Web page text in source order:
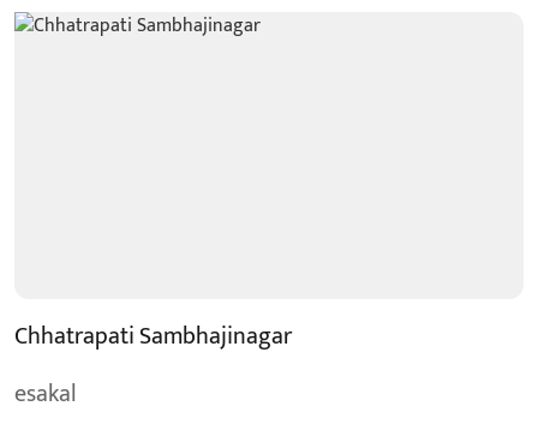
Chhatrapati Sambhajinagar
esakal